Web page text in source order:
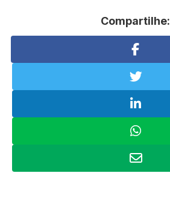
Compartilhe: